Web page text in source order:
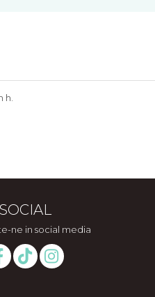
h.
SOCIAL
ne in social media